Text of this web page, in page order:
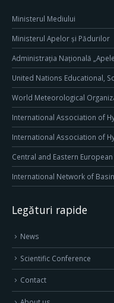
Ministerul Mediului
Ministerul Apelor și Pădurilor
Administrația Națională
United Nations Educational,
World Meteorological
International Association of
International Association of
Central and Eastern
International Network of
Legături rapide
News
Scientific Conference
Contact